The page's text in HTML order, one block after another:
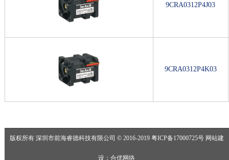
9CRA0312P4J03
9CRA0312P4K03
版权所有 深圳市前海睿德科技有限公司 © 2016-2019 粤ICP备17000725号 网站建
设 ：合优网络